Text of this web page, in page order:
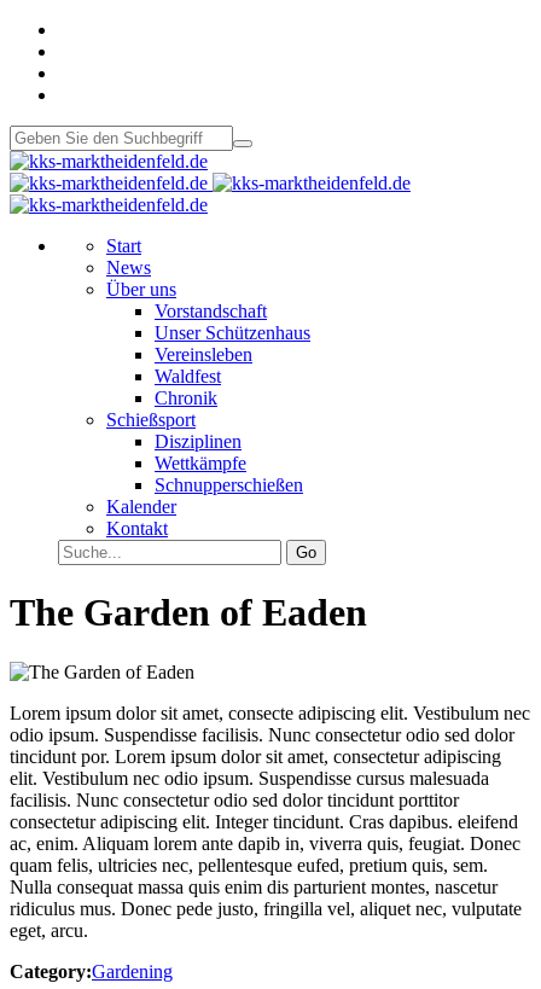
Start
News
Über uns
Vorstandschaft
Unser Schützenhaus
Vereinsleben
Waldfest
Chronik
Schießsport
Disziplinen
Wettkämpfe
Schnupperschießen
Kalender
Kontakt
Go
The Garden of Eaden
Lorem ipsum dolor sit amet, consecte adipiscing elit. Vestibulum nec
odio ipsum. Suspendisse facilisis. Nunc consectetur odio sed dolor
tincidunt por. Lorem ipsum dolor sit amet, consectetur adipiscing
elit. Vestibulum nec odio ipsum. Suspendisse cursus malesuada
facilisis. Nunc consectetur odio sed dolor tincidunt porttitor
consectetur adipiscing elit. Integer tincidunt. Cras dapibus. eleifend
ac, enim. Aliquam lorem ante dapib in, viverra quis, feugiat. Donec
quam felis, ultricies nec, pellentesque eufed, pretium quis, sem.
Nulla consequat massa quis enim dis parturient montes, nascetur
ridiculus mus. Donec pede justo, fringilla vel, aliquet nec, vulputate
eget, arcu.
Category:Gardening